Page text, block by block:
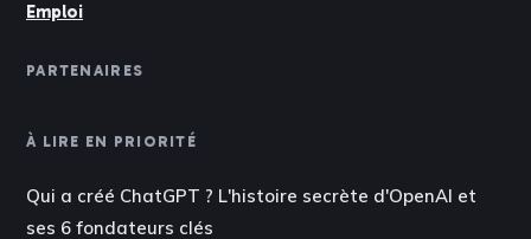
Emploi
PARTENAIRES
À LIRE EN PRIORITÉ
Qui a créé ChatGPT ? L'histoire secrète d'OpenAI et
ses 6 fondateurs clés